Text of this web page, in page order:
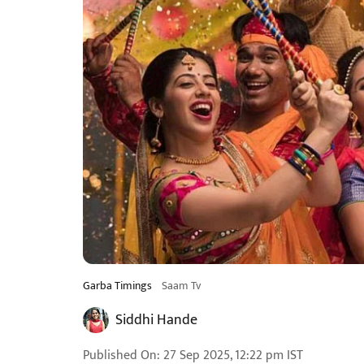
Garba Timings Saam Tv
Siddhi Hande
Published On: 27 Sep 2025, 12:22 pm IST